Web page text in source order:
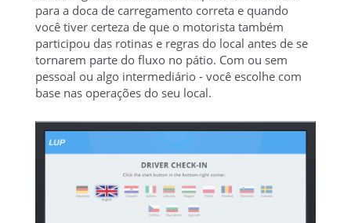
para a doca de carregamento correta e quando
você tiver certeza de que o motorista também
participou das rotinas e regras do local antes de se
tornarem parte do fluxo no pátio. Com ou sem
pessoal ou algo intermediário - você escolhe com
base nas operações do seu local.